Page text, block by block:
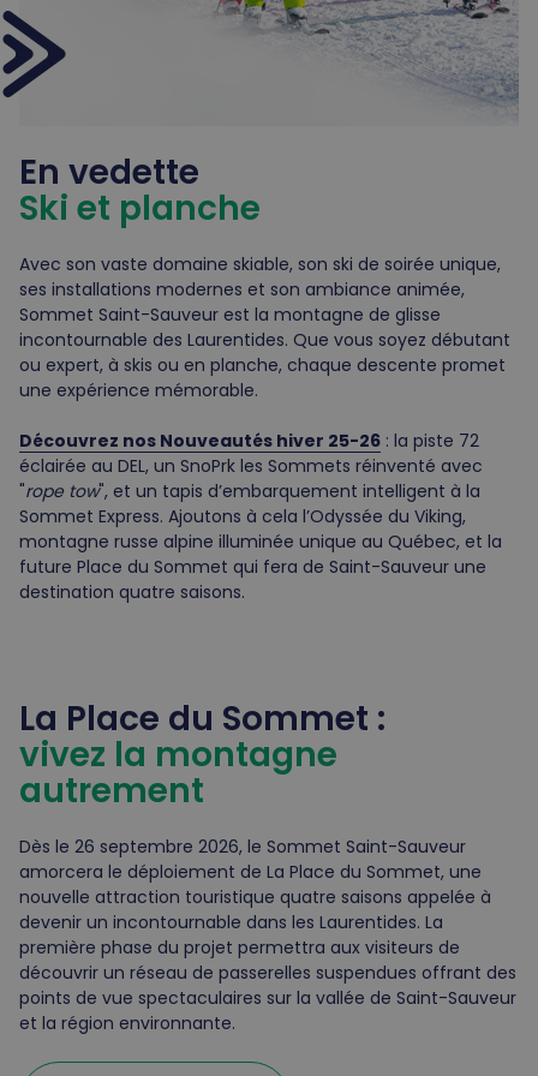
En vedette
Ski et planche
Avec son vaste domaine skiable, son ski de soirée unique,
ses installations modernes et son ambiance animée,
Sommet Saint-Sauveur est la montagne de glisse
incontournable des Laurentides. Que vous soyez débutant
ou expert, à skis ou en planche, chaque descente promet
une expérience mémorable.
Découvrez nos Nouveautés hiver 25-26 : la piste 72
éclairée au DEL, un SnoPrk les Sommets réinventé avec
"rope tow", et un tapis d’embarquement intelligent à la
Sommet Express. Ajoutons à cela l’Odyssée du Viking,
montagne russe alpine illuminée unique au Québec, et la
future Place du Sommet qui fera de Saint-Sauveur une
destination quatre saisons.
La Place du Sommet :
vivez la montagne
autrement
Dès le 26 septembre 2026, le Sommet Saint-Sauveur
amorcera le déploiement de La Place du Sommet, une
nouvelle attraction touristique quatre saisons appelée à
devenir un incontournable dans les Laurentides. La
première phase du projet permettra aux visiteurs de
découvrir un réseau de passerelles suspendues offrant des
points de vue spectaculaires sur la vallée de Saint-Sauveur
et la région environnante.